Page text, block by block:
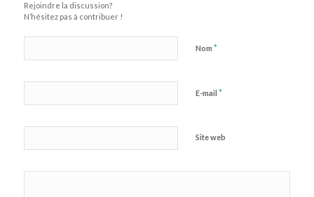
Rejoindre la discussion?
N’hésitez pas à contribuer !
Nom *
E-mail *
Site web